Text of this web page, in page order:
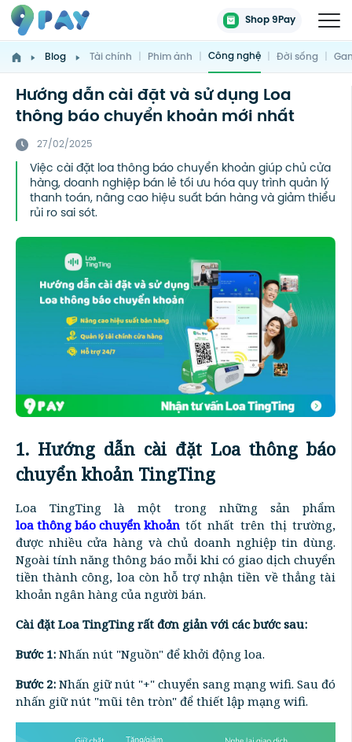
Shop 9Pay
Blog Tài chính | Phim ảnh | Công nghệ | Đời sống |
Hướng dẫn cài đặt và sử dụng Loa
thông báo chuyển khoản mới nhất
27/02/2025
Việc cài đặt loa thông báo chuyển khoản giúp chủ cửa
hàng, doanh nghiệp bán lẻ tối ưu hóa quy trình quản lý
thanh toán, nâng cao hiệu suất bán hàng và giảm thiểu
rủi ro sai sót.
1. Hướng dẫn cài đặt Loa thông báo
chuyển khoản TingTing
Loa TingTing là một trong những sản phẩm
loa thông báo chuyển khoản tốt nhất trên thị trường,
được nhiều cửa hàng và chủ doanh nghiệp tin dùng.
Ngoài tính năng thông báo mỗi khi có giao dịch chuyển
tiền thành công, loa còn hỗ trợ nhận tiền về thẳng tài
khoản ngân hàng của người bán.
Cài đặt Loa TingTing rất đơn giản với các bước sau:
Bước 1: Nhấn nút "Nguồn" để khởi động loa.
Bước 2: Nhấn giữ nút "+" chuyển sang mạng wifi. Sau đó
nhấn giữ nút "mũi tên tròn" để thiết lập mạng wifi.